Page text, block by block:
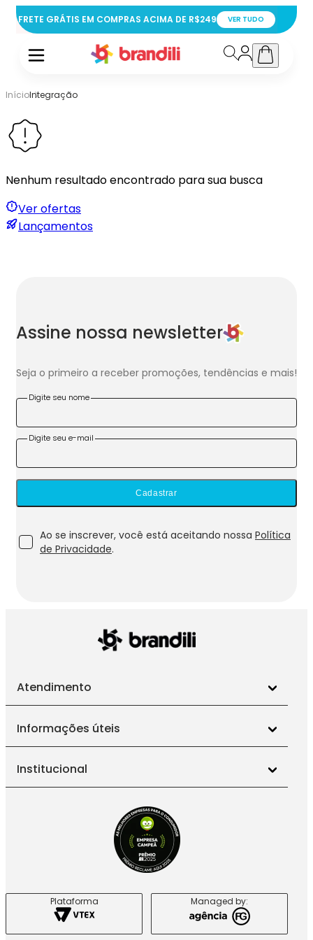
FRETE GRÁTIS EM COMPRAS ACIMA DE R$249 VER TUDO
InícioIntegração
Nenhum resultado encontrado para sua busca
Ver ofertas
Lançamentos
Assine nossa newsletter
Seja o primeiro a receber promoções, tendências e mais!
Digite seu nome
Digite seu e-mail
Cadastrar
Ao se inscrever, você está aceitando nossa Política
de Privacidade.
Atendimento
Informações úteis
Institucional
Plataforma Managed by: